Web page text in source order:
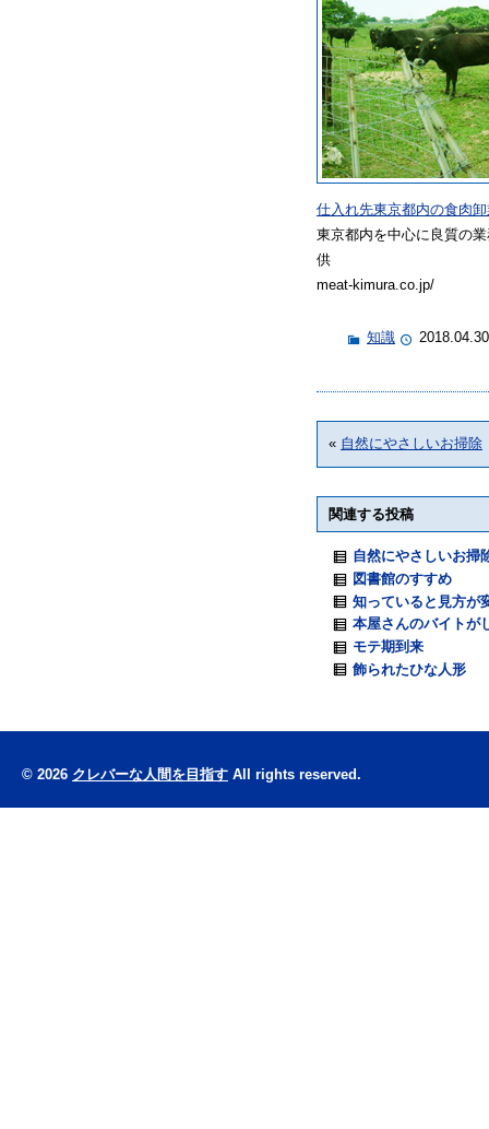
仕入れ先東京都内の食肉
東京都内を中心に良質の
供
meat-kimura.co.jp/
知識
« 自然にやさしいお掃除
関連する投稿
自然にやさしいお掃
図書館のすすめ
知っていると見方が
本屋さんのバイトが
モテ期到来
飾られたひな人形
© 2026 クレバーな人間を目指す All rights reserved.